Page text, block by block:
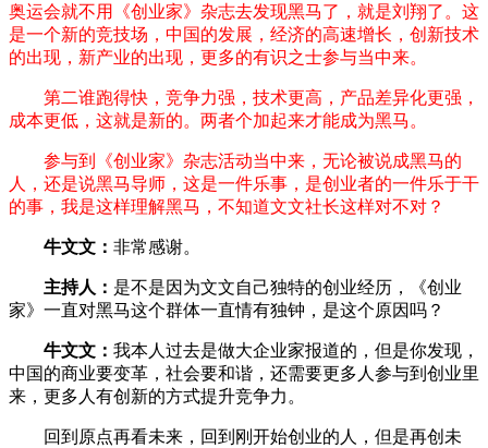
奥运会就不用《创业家》杂志去发现黑马了，就是刘翔了。这
是一个新的竞技场，中国的发展，经济的高速增长，创新技术
的出现，新产业的出现，更多的有识之士参与当中来。
第二谁跑得快，竞争力强，技术更高，产品差异化更强，
成本更低，这就是新的。两者个加起来才能成为黑马。
参与到《创业家》杂志活动当中来，无论被说成黑马的
人，还是说黑马导师，这是一件乐事，是创业者的一件乐于干
的事，我是这样理解黑马，不知道文文社长这样对不对？
牛文文： 非常感谢。
主持人： 是不是因为文文自己独特的创业经历，《创业
家》一直对黑马这个群体一直情有独钟，是这个原因吗？
牛文文： 我本人过去是做大企业家报道的，但是你发现，
中国的商业要变革，社会要和谐，还需要更多人参与到创业里
来，更多人有创新的方式提升竞争力。
回到原点再看未来，回到刚开始创业的人，但是再创未